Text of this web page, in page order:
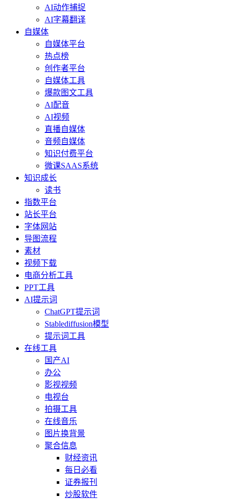
AI动作捕捉
AI字幕翻译
自媒体
自媒体平台
热点榜
创作者平台
自媒体工具
爆款图文工具
AI配音
AI视频
直播自媒体
音频自媒体
知识付费平台
微课SAAS系统
知识成长
读书
指数平台
站长平台
字体网站
导图流程
素材
视频下载
电商分析工具
PPT工具
AI提示词
ChatGPT提示词
Stablediffusion模型
提示词工具
在线工具
国产AI
办公
影视视频
电视台
拍摄工具
在线音乐
图片换背景
聚合信息
财经资讯
每日必看
证券报刊
炒股软件